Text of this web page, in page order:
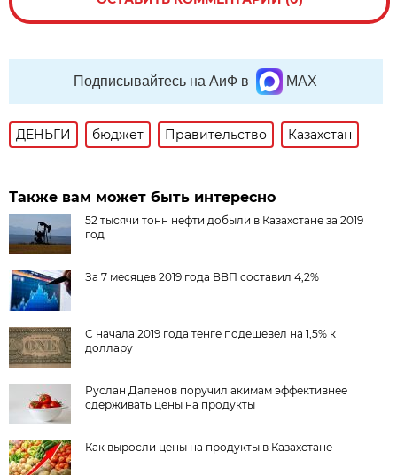
Подписывайтесь на АиФ в MAX
ДЕНЬГИ бюджет Правительство Казахстан
Также вам может быть интересно
52 тысячи тонн нефти добыли в Казахстане за 2019
год
За 7 месяцев 2019 года ВВП составил 4,2%
С начала 2019 года тенге подешевел на 1,5% к
доллару
Руслан Даленов поручил акимам эффективнее
сдерживать цены на продукты
Как выросли цены на продукты в Казахстане